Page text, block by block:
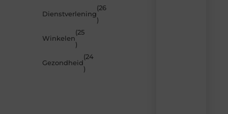
Dienstverlening
(26
)
Winkelen
(25
)
Gezondheid
(24
)